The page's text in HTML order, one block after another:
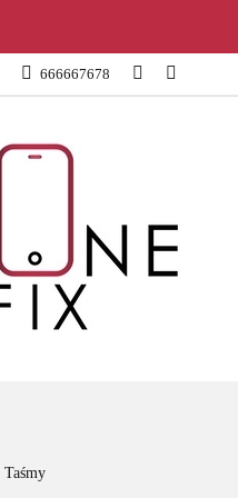
666667678
AKCESORIA
Taśmy